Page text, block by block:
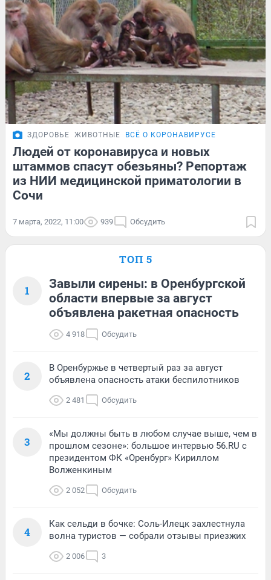
ЗДОРОВЬЕ ЖИВОТНЫЕ ВСЁ О КОРОНАВИРУСЕ
Людей от коронавируса и новых
штаммов спасут обезьяны? Репортаж
из НИИ медицинской приматологии в
Сочи
7 марта, 2022, 11:00 939 Обсудить
ТОП 5
1
Завыли сирены: в Оренбургской
области впервые за август
объявлена ракетная опасность
4 918 Обсудить
2
В Оренбуржье в четвертый раз за август
объявлена опасность атаки беспилотников
2 481 Обсудить
3
«Мы должны быть в любом случае выше, чем в
прошлом сезоне»: большое интервью 56.RU с
президентом ФК «Оренбург» Кириллом
Волженкиным
2 052 Обсудить
4
Как сельди в бочке: Соль-Илецк захлестнула
волна туристов — собрали отзывы приезжих
2 006 3